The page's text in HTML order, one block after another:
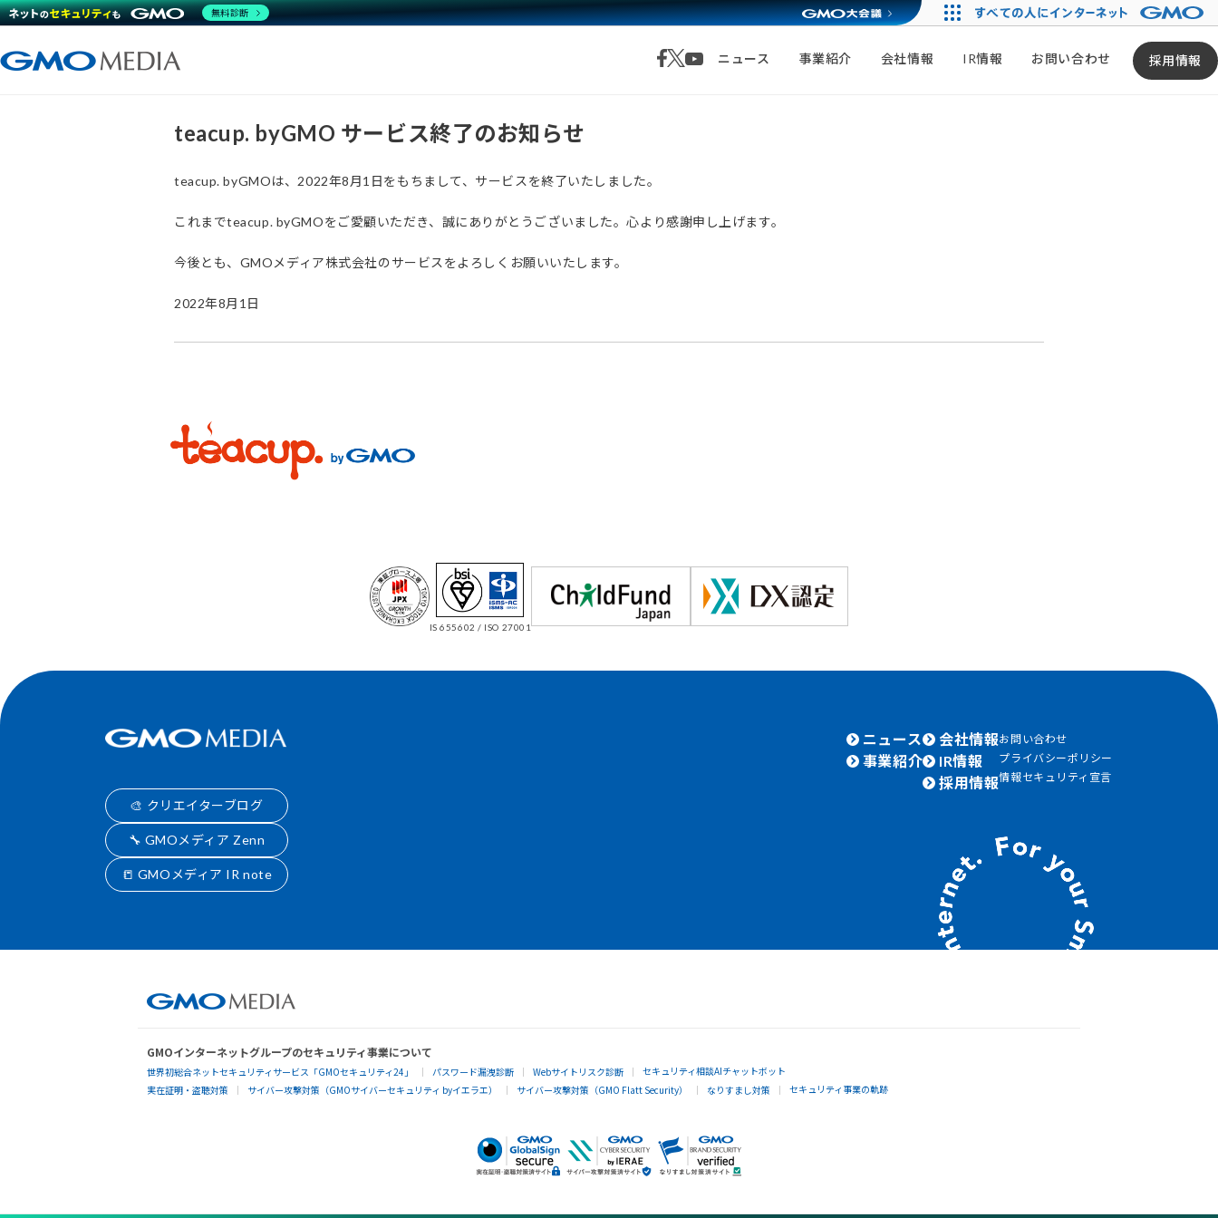
ニュース 事業紹介 会社情報 IR情報 お問い合わせ 採用情報
teacup. byGMO サービス終了のお知らせ
teacup. byGMOは、2022年8月1日をもちまして、サービスを終了いたしました。
これまでteacup. byGMOをご愛顧いただき、誠にありがとうございました。心より感謝申し上げます。
今後とも、GMOメディア株式会社のサービスをよろしくお願いいたします。
2022年8月1日
IS 655602 / ISO 27001
🎨 クリエイターブログ
🔧 GMOメディア Zenn
📒 GMOメディア IR note
ニュース
事業紹介
会社情報
IR情報
採用情報
お問い合わせ
プライバシーポリシー
情報セキュリティ宣言
GMOインターネットグループのセキュリティ事業について
世界初総合ネットセキュリティサービス「GMOセキュリティ24」 パスワード漏洩診断 Webサイトリスク診断
セキュリティ相談AIチャットボット
実在証明・盗聴対策
サイバー攻撃対策（GMOサイバーセキュリティ byイエラエ） サイバー攻撃対策（GMO Flatt Security） なりすまし対策 セキュリティ事業の軌跡
無料診断